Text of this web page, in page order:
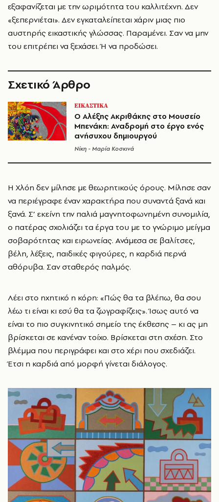
εξαφανίζεται με την ωριμότητα του καλλιτέχνη. Δεν
«ξεπερνιέται». Δεν εγκαταλείπεται χάριν μιας πιο
αυστηρής εικαστικής γλώσσας. Παραμένει. Σαν να μην
του επιτρέπει να ξεχάσει. Ή να προδώσει.
Σχετικό Άρθρο
ΕΙΚΑΣΤΙΚΑ
Ο Αλέξης Ακριθάκης στο Μουσείο
Μπενάκη: Αναδρομή στο έργο ενός
ανήσυχου δημιουργού
Νίκη - Μαρία Κοσκινά
Η Χλόη δεν μίλησε με θεωρητικούς όρους. Μίλησε σαν
να περιέγραφε έναν χαρακτήρα που συναντά ξανά και
ξανά. Σ’ εκείνη την παλιά μαγνητοφωνημένη συνομιλία,
ο πατέρας σχολιάζει τα έργα του με το γνώριμο μείγμα
σοβαρότητας και ειρωνείας. Ανάμεσα σε βαλίτσες,
βέλη, λέξεις, παιδικές φιγούρες, η καρδιά περνά
αθόρυβα. Σαν σταθερός παλμός.
Λέει στο ηχητικό η κόρη: «Πώς θα τα βλέπω, θα σου
λέω τι είναι κι εσύ θα τα ζωγραφίζεις». Ίσως αυτό να
είναι το πιο συγκινητικό σημείο της έκθεσης – κι ας μη
βρίσκεται σε κανέναν τοίχο. Βρίσκεται στη σχέση. Στο
βλέμμα που περιγράφει και στο χέρι που σχεδιάζει.
Έτσι η καρδιά από μορφή γίνεται διάλογος.